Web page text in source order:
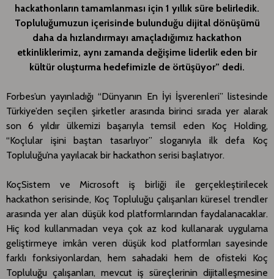
hackathonların tamamlanması için 1 yıllık süre belirledik.
Topluluğumuzun içerisinde bulunduğu dijital dönüşümü
daha da hızlandırmayı amaçladığımız hackathon
etkinliklerimiz, aynı zamanda değişime liderlik eden bir
kültür oluşturma hedefimizle de örtüşüyor” dedi.
Forbes’un yayınladığı “Dünyanın En İyi İşverenleri” listesinde
Türkiye’den seçilen şirketler arasında birinci sırada yer alarak
son 6 yıldır ülkemizi başarıyla temsil eden Koç Holding,
“Koçlular işini baştan tasarlıyor” sloganıyla ilk defa Koç
Topluluğu’na yayılacak bir hackathon serisi başlatıyor.
KoçSistem ve Microsoft iş birliği ile gerçekleştirilecek
hackathon serisinde, Koç Topluluğu çalışanları küresel trendler
arasında yer alan düşük kod platformlarından faydalanacaklar.
Hiç kod kullanmadan veya çok az kod kullanarak uygulama
geliştirmeye imkân veren düşük kod platformları sayesinde
farklı fonksiyonlardan, hem sahadaki hem de ofisteki Koç
Topluluğu çalışanları, mevcut iş süreçlerinin dijitalleşmesine